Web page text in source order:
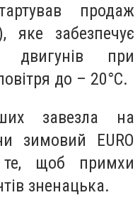
продаж
яке забезпечує
двигунів при
до – 20°C.
завезла на
зимовий EURO
щоб примхи
зненацька.